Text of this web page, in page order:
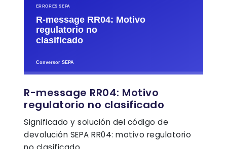
R-message RR04: Motivo
regulatorio no clasificado
Significado y solución del código de
devolución SEPA RR04: motivo regulatorio